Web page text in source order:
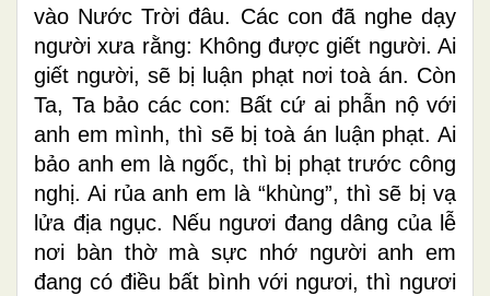
vào Nước Trời đâu. Các con đã nghe dạy
người xưa rằng: Không được giết người. Ai
giết người, sẽ bị luận phạt nơi toà án. Còn
Ta, Ta bảo các con: Bất cứ ai phẫn nộ với
anh em mình, thì sẽ bị toà án luận phạt. Ai
bảo anh em là ngốc, thì bị phạt trước công
nghị. Ai rủa anh em là “khùng”, thì sẽ bị vạ
lửa địa ngục. Nếu ngươi đang dâng của lễ
nơi bàn thờ mà sực nhớ người anh em
đang có điều bất bình với ngươi, thì ngươi